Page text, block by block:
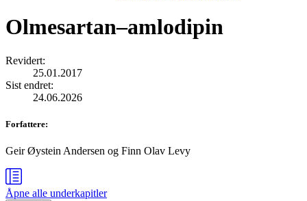
Olmesartan–amlodipin
Revidert:
25.01.2017
Sist endret:
24.06.2026
Forfattere:
Geir Øystein Andersen og Finn Olav Levy
Åpne alle underkapitler